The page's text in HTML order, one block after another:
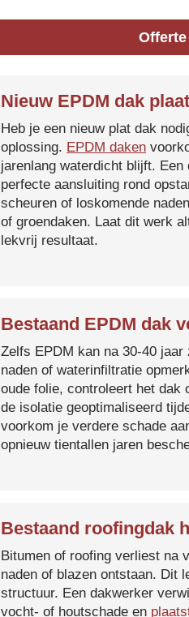
Nieuw EPDM dak
Heb je een nieuw plat dak
oplossing. EPDM daken
jarenlang waterdicht blijft.
perfecte aansluiting rond
scheuren of loskomende
of groendaken. Laat dit werk
lekvrij resultaat.
Bestaand EPDM dak
Zelfs EPDM kan na 30-40
naden of waterinfiltratie
oude folie, controleert het dak
de isolatie geoptimaliseerd
voorkom je verdere schade
opnieuw tientallen jaren
Bestaand roofingdak
Bitumen of roofing verliest na
naden of blazen ontstaan. Dit
structuur. Een dakwerker
vocht- of houtschade en